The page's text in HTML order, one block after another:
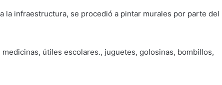
la infraestructura, se procedió a pintar murales por parte del
útiles escolares., juguetes, golosinas, bombillos,